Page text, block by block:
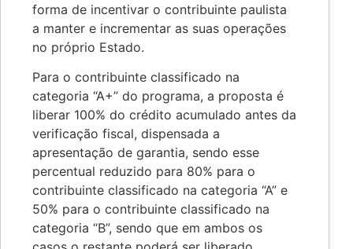
forma de incentivar o contribuinte paulista
a manter e incrementar as suas operações
no próprio Estado.
Para o contribuinte classificado na
categoria “A+” do programa, a proposta é
liberar 100% do crédito acumulado antes da
verificação fiscal, dispensada a
apresentação de garantia, sendo esse
percentual reduzido para 80% para o
contribuinte classificado na categoria “A” e
50% para o contribuinte classificado na
categoria “B”, sendo que em ambos os